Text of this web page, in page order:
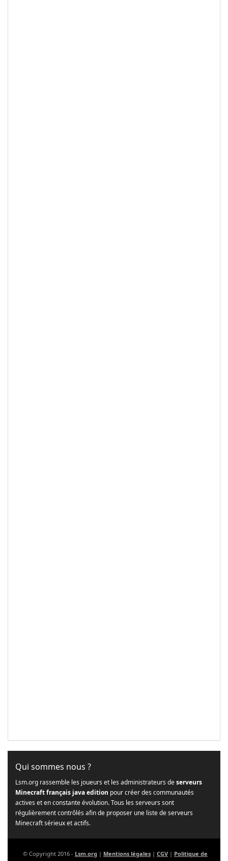
Qui sommes nous ?
Lsm.org rassemble les joueurs et les administrateurs deserveurs
Minecraft français java edition pour créer des communautés
actives et en constante évolution. Tous les serveurs sont
régulièrement contrôlés afin de proposer une liste de serveurs
Minecraft sérieux et actifs.
© Copyright 2016 - Lsm.org | Mentions légales | CGV | Politique de